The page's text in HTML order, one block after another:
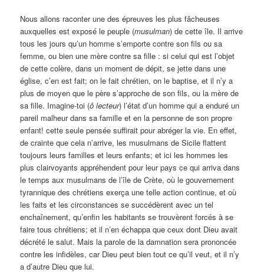
Nous allons raconter une des épreuves les plus fâcheuses
auxquelles est exposé le peuple (musulman) de cette île. Il arrive
tous les jours qu’un homme s’emporte contre son fils ou sa
femme, ou bien une mère contre sa fille : si celui qui est l’objet
de cette colère, dans un moment de dépit, se jette dans une
église, c’en est fait; on le fait chrétien, on le baptise, et il n’y a
plus de moyen que le père s’approche de son fils, ou la mère de
sa fille. Imagine-toi (ô lecteur) l’état d’un homme qui a enduré un
pareil malheur dans sa famille et en la personne de son propre
enfant! cette seule pensée suffirait pour abréger la vie. En effet,
de crainte que cela n’arrive, les musulmans de Sicile flattent
toujours leurs familles et leurs enfants; et ici les hommes les
plus clairvoyants appréhendent pour leur pays ce qui arriva dans
le temps aux musulmans de l’île de Crète, où le gouvernement
tyrannique des chrétiens exerça une telle action continue, et où
les faits et les circonstances se succédèrent avec un tel
enchaînement, qu’enfin les habitants se trouvèrent forcés à se
faire tous chrétiens; et il n’en échappa que ceux dont Dieu avait
décrété le salut. Mais la parole de la damnation sera prononcée
contre les infidèles, car Dieu peut bien tout ce qu’il veut, et il n’y
a d’autre Dieu que lui.